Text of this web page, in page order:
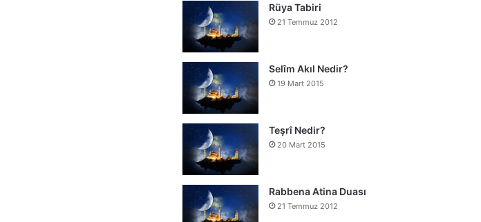
Rüya Tabiri
21 Temmuz 2012
Selîm Akıl Nedir?
19 Mart 2015
Teşrî Nedir?
20 Mart 2015
Rabbena Atina Duası
21 Temmuz 2012